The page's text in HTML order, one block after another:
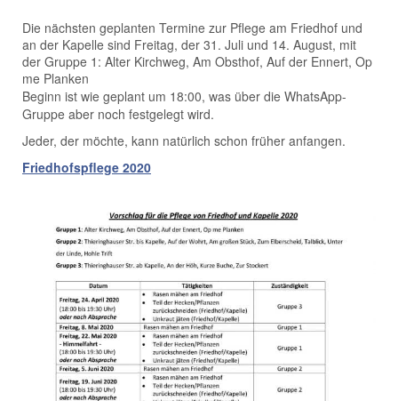
Die nächsten geplanten Termine zur Pflege am Friedhof und
an der Kapelle sind Freitag, der 31. Juli und 14. August, mit
der Gruppe 1: Alter Kirchweg, Am Obsthof, Auf der Ennert, Op
me Planken
Beginn ist wie geplant um 18:00, was über die WhatsApp-
Gruppe aber noch festgelegt wird.
Jeder, der möchte, kann natürlich schon früher anfangen.
Friedhofspflege 2020